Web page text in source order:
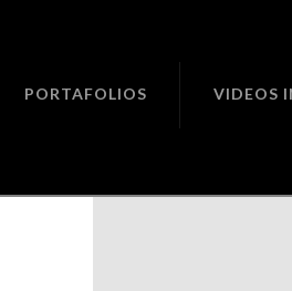
PORTAFOLIOS VIDEOS